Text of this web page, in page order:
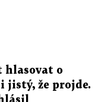
hlasovat o
jistý, že projde.